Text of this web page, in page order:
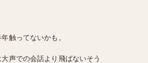
触ってないかも。
声での会話より飛ばないそう